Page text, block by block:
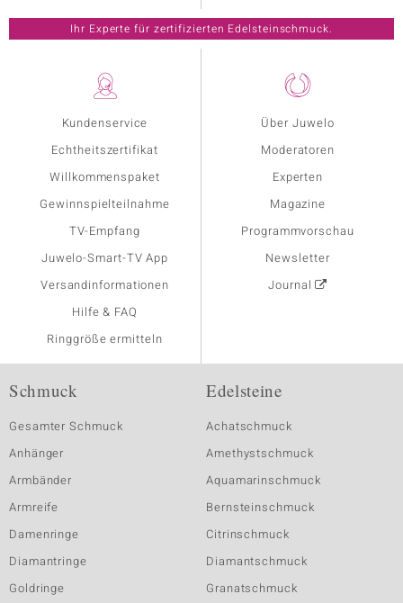
Kundenservice
Echtheitszertifikat
Willkommenspaket
Gewinnspielteilnahme
TV-Empfang
Juwelo-Smart-TV App
Versandinformationen
Hilfe & FAQ
Ringgröße ermitteln
Über Juwelo
Moderatoren
Experten
Magazine
Programmvorschau
Newsletter
Journal
Ihr Experte für zertifizierten Edelsteinschmuck.
Schmuck
Gesamter Schmuck
Anhänger
Armbänder
Armreife
Damenringe
Diamantringe
Goldringe
Edelsteine
Achatschmuck
Amethystschmuck
Aquamarinschmuck
Bernsteinschmuck
Citrinschmuck
Diamantschmuck
Granatschmuck